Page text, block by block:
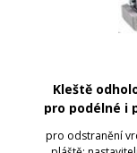
Kleště
pro podélné i
pro odstranění